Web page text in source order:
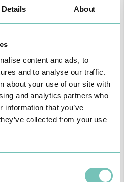
Details About
content and ads, to
and to analyse our traffic.
about your use of our site with
and analytics partners who
information that you’ve
collected from your use
Cristina Ferreira & Lino Freitas // UCI